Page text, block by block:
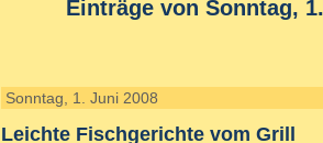
Einträge von Sonntag,
Sonntag, 1. Juni 2008
Leichte Fischgerichte vom Grill